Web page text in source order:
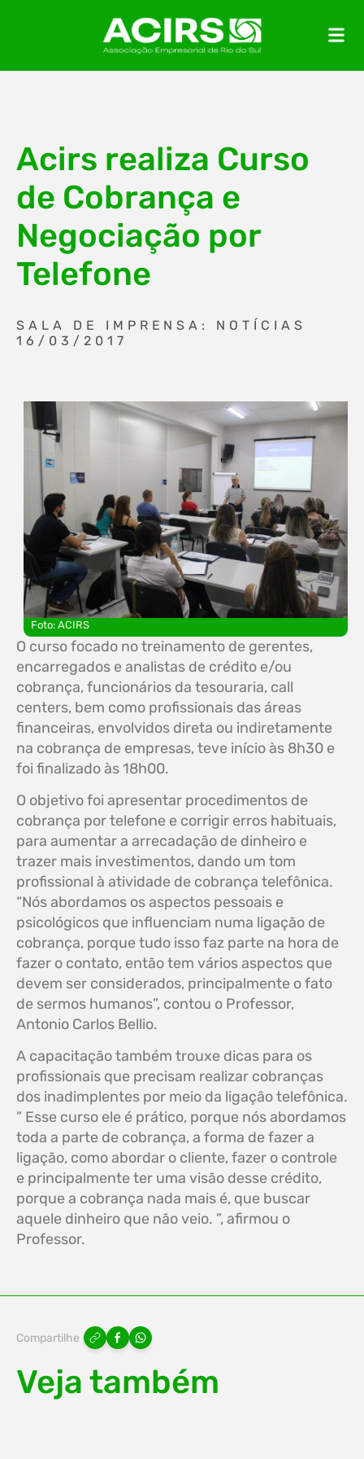
Acirs realiza Curso
de Cobrança e
Negociação por
Telefone
SALA DE IMPRENSA: NOTÍCIAS
16/03/2017
Foto: ACIRS
O curso focado no treinamento de gerentes,
encarregados e analistas de crédito e/ou
cobrança, funcionários da tesouraria, call
centers, bem como profissionais das áreas
financeiras, envolvidos direta ou indiretamente
na cobrança de empresas, teve início às 8h30 e
foi finalizado às 18h00.
O objetivo foi apresentar procedimentos de
cobrança por telefone e corrigir erros habituais,
para aumentar a arrecadação de dinheiro e
trazer mais investimentos, dando um tom
profissional à atividade de cobrança telefônica.
“Nós abordamos os aspectos pessoais e
psicológicos que influenciam numa ligação de
cobrança, porque tudo isso faz parte na hora de
fazer o contato, então tem vários aspectos que
devem ser considerados, principalmente o fato
de sermos humanos”, contou o Professor,
Antonio Carlos Bellio.
A capacitação também trouxe dicas para os
profissionais que precisam realizar cobranças
dos inadimplentes por meio da ligação telefônica.
” Esse curso ele é prático, porque nós abordamos
toda a parte de cobrança, a forma de fazer a
ligação, como abordar o cliente, fazer o controle
e principalmente ter uma visão desse crédito,
porque a cobrança nada mais é, que buscar
aquele dinheiro que não veio. ”, afirmou o
Professor.
Compartilhe
Veja também